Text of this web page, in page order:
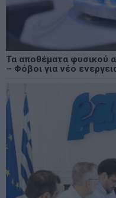
Τα αποθέματα φυσικού
– Φόβοι για νέο